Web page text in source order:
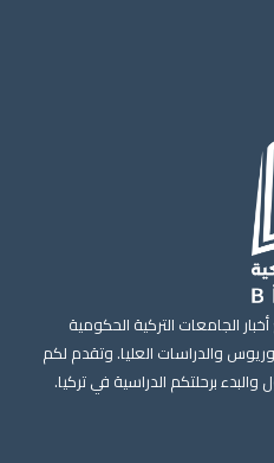
الجامعات التركية الحكومية
والدراسات العليا. وتقدم لكم
برحلتكم الدراسية في تركيا.